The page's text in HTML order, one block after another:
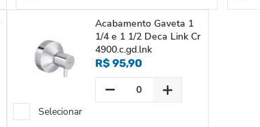
Acabamento Gaveta 1
1/4 e 1 1/2 Deca Link Cr
4900.c.gd.lnk
R$ 95,90
Selecionar